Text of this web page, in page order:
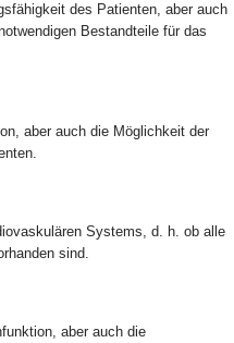
des Patienten, aber auch
Bestandteile für das
aber auch die Möglichkeit der
Systems, d. h. ob alle
sind.
aber auch die